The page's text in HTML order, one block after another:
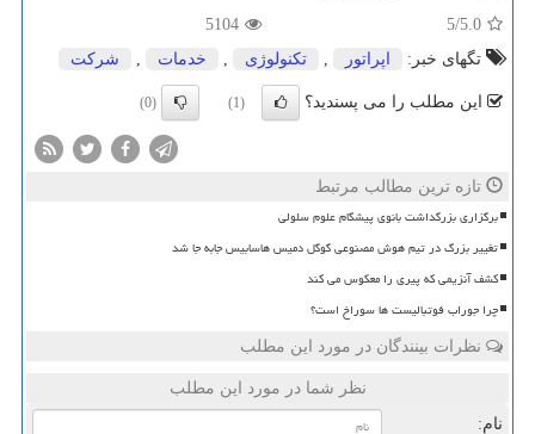
5.0
/5
5104
تگهای خبر:
اپراتور تكنولوژی خدمات شركت
این مطلب را می پسندید؟ (1)
(0)
تازه ترین مطالب مرتبط
برگزاری بزرگداشت بانوی پیشگام علوم سلولی
تغییر بزرگ در تیم هوش مصنوعی گوگل دمیس هاسابیس جابه جا شد
کشف آنزیمی که پیری را معکوس می کند
چرا جوراب فوتبالیست ها سوراخ است؟
نظرات بینندگان در مورد این مطلب
نظر شما در مورد این مطلب
نام: